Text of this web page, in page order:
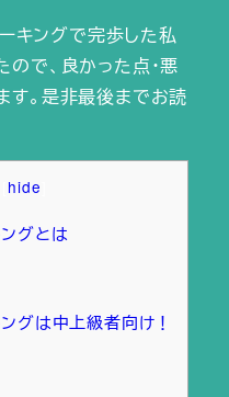
キングで完歩した私
で、良かった点・悪
す。是非最後までお読
hide
グとは
グは中上級者向け！